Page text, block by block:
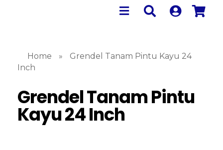
Home »
Grendel Tanam Pintu Kayu 24
Inch
Grendel Tanam Pintu
Kayu 24 Inch